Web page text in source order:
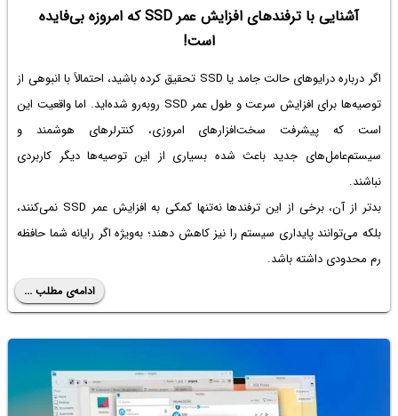
آشنایی با ترفندهای افزایش عمر SSD که امروزه بی‌فایده
است!
اگر درباره درایوهای حالت جامد یا SSD تحقیق کرده باشید، احتمالاً با انبوهی از
توصیه‌ها برای افزایش سرعت و طول عمر SSD روبه‌رو شده‌اید. اما واقعیت این
است که پیشرفت سخت‌افزارهای امروزی، کنترلرهای هوشمند و
سیستم‌عامل‌های جدید باعث شده بسیاری از این توصیه‌ها دیگر کاربردی
نباشند.
بدتر از آن، برخی از این ترفندها نه‌تنها کمکی به افزایش عمر SSD نمی‌کنند،
بلکه می‌توانند پایداری سیستم را نیز کاهش دهند؛ به‌ویژه اگر رایانه شما حافظه
رم محدودی داشته باشد.
ادامه‌ی مطلب ...